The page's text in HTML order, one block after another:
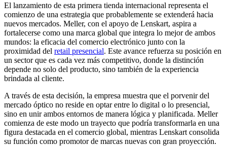
El lanzamiento de esta primera tienda internacional representa el
comienzo de una estrategia que probablemente se extenderá hacia
nuevos mercados. Meller, con el apoyo de Lenskart, aspira a
fortalecerse como una marca global que integra lo mejor de ambos
mundos: la eficacia del comercio electrónico junto con la
proximidad del retail presencial. Este avance refuerza su posición en
un sector que es cada vez más competitivo, donde la distinción
depende no solo del producto, sino también de la experiencia
brindada al cliente.
A través de esta decisión, la empresa muestra que el porvenir del
mercado óptico no reside en optar entre lo digital o lo presencial,
sino en unir ambos entornos de manera lógica y planificada. Meller
comienza de este modo un trayecto que podría transformarla en una
figura destacada en el comercio global, mientras Lenskart consolida
su función como promotor de marcas nuevas con gran proyección.